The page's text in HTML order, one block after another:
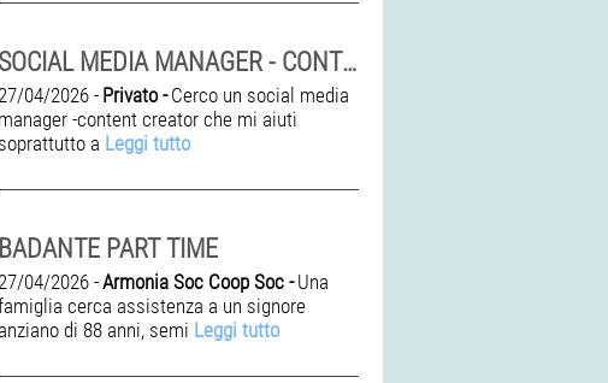
SOCIAL MEDIA MANAGER - CONTENT CREATOR
27/04/2026 - Privato - Cerco un social media
manager -content creator che mi aiuti
soprattutto a Leggi tutto
BADANTE PART TIME
27/04/2026 -Armonia Soc Coop Soc - Una
cerca assistenza a un signore
anziano di 88 anni, semi Leggi tutto